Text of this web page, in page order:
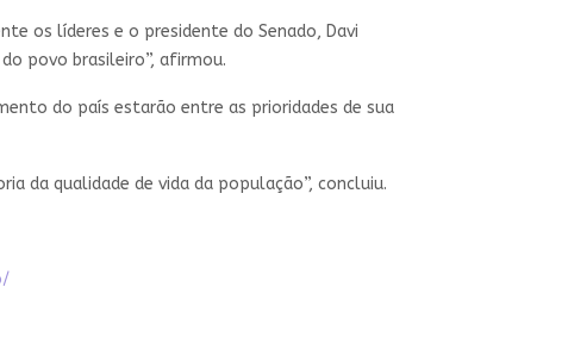
os líderes e o presidente do Senado, Davi
povo brasileiro”, afirmou.
do país estarão entre as prioridades de sua
da qualidade de vida da população”, concluiu.